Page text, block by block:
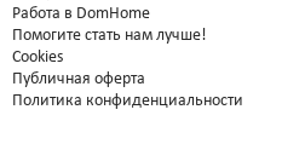
Работа в DomHome
Помогите стать нам лучше!
Cookies
Публичная оферта
Политика конфиденциальности